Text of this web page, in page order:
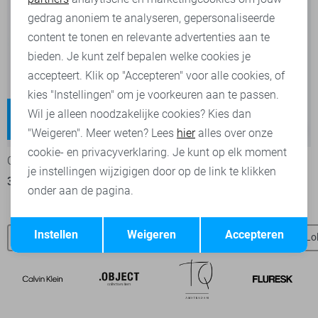
Blush
Regular waist
-30%
Only Jeans
35,00
Juicy
High waist
Only Jeans
39,95
LolaLiza blouses LolaLiza vesten LolaLiza broeken
Marketing cookies
Terug Opslaan
gedrag anoniem te analyseren, gepersonaliseerde
content te tonen en relevante advertenties aan te
bieden. Je kunt zelf bepalen welke cookies je
accepteert. Klik op "Accepteren" voor alle cookies, of
kies "Instellingen" om je voorkeuren aan te passen.
Wil je alleen noodzakelijke cookies? Kies dan
"Weigeren". Meer weten? Lees hieralles over onze
cookie- en privacyverklaring. Je kunt op elk moment
je instellingen wijzigigen door op de link te klikken
onder aan de pagina.
Accepteren
Weigeren
Instellen